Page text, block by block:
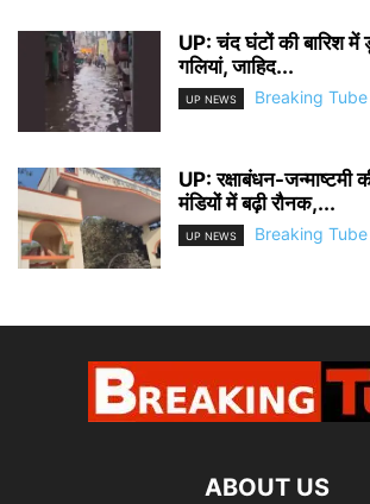
UP: चंद घंटों की बारिश में
गलियां, जाहिद...
UP NEWS Breaking Tube
UP: रक्षाबंधन-जन्माष्टमी
मंडियों में बढ़ी रौनक,...
UP NEWS Breaking Tube
ABOUT US